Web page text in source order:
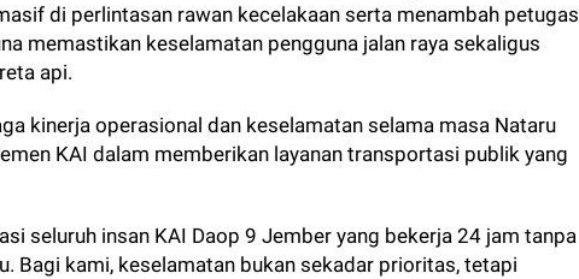
di perlintasan rawan kecelakaan serta menambah petugas
memastikan keselamatan pengguna jalan raya sekaligus
api.
kinerja operasional dan keselamatan selama masa Nataru
KAI dalam memberikan layanan transportasi publik yang
seluruh insan KAI Daop 9 Jember yang bekerja 24 jam tanpa
Bagi kami, keselamatan bukan sekadar prioritas, tetapi